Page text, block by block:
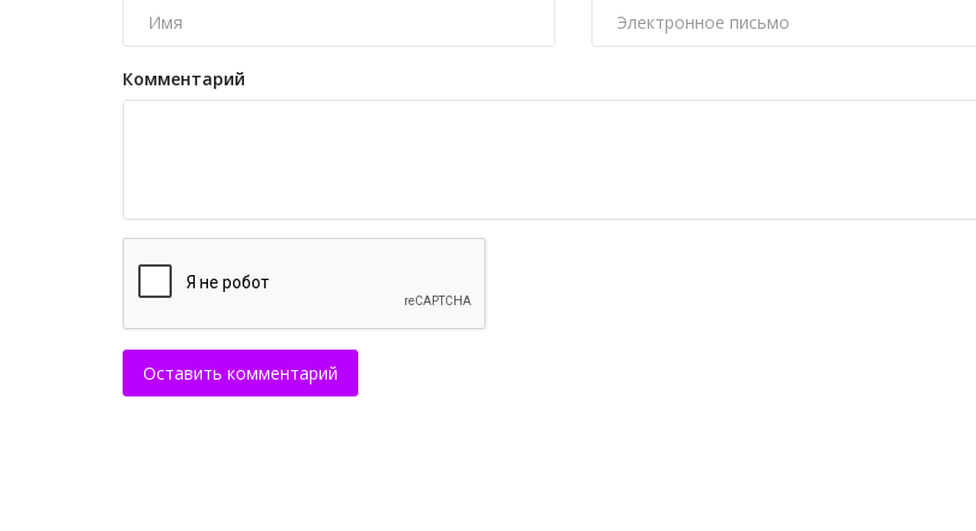
Комментарий
Оставить комментарий